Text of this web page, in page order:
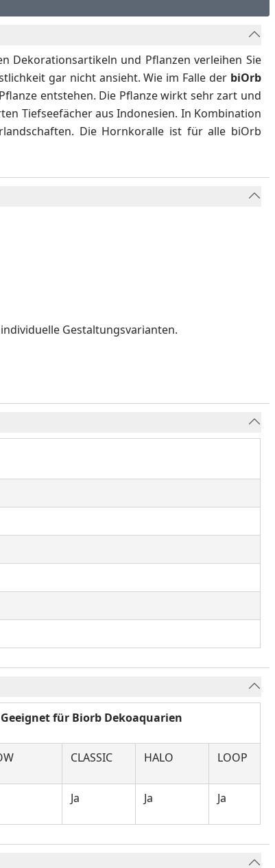
Dekorationsartikeln und Pflanzen verleihen Sie
gar nicht ansieht. Wie im Falle der biOrb
entstehen. Die Pflanze wirkt sehr zart und
Tiefseefächer aus Indonesien. In Kombination
Die Hornkoralle ist für alle biOrb
Gestaltungsvarianten.
Dekoaquarien
CLASSIC HALO LOOP
Ja Ja Ja